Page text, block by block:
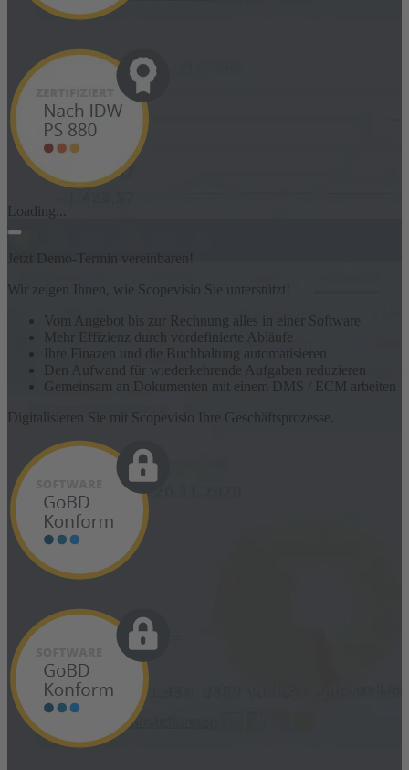
Loading...
Jetzt Demo-Termin vereinbaren!
Wir zeigen Ihnen, wie Scopevisio Sie unterstützt!
Vom Angebot bis zur Rechnung alles in einer Software
Mehr Effizienz durch vordefinierte Abläufe
Ihre Finazen und die Buchhaltung automatisieren
Den Aufwand für wiederkehrende Aufgaben reduzieren
Gemeinsam an Dokumenten mit einem DMS / ECM arbeiten
Digitalisieren Sie mit Scopevisio Ihre Geschäftsprozesse.